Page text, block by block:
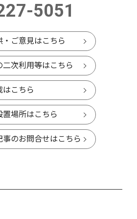
5051
・ご意見はこちら
二次利用等はこちら
はこちら
置場所はこちら
事のお問合せはこちら